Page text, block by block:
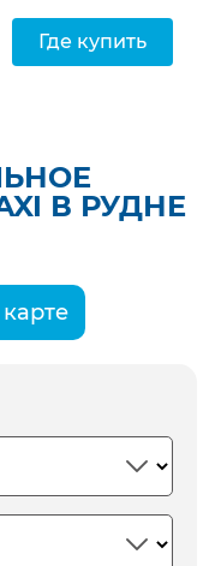
Где купить
В РУДНЕ